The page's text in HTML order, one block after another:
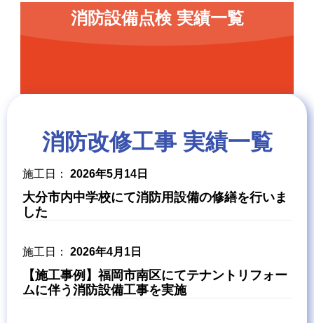
消防設備点検 実績一覧
消防改修工事 実績一覧
大分市内中学校にて消防用設備の修繕を行いま
した
2026年5月14日
【施工事例】福岡市南区にてテナントリフォー
ムに伴う消防設備工事を実施
2026年4月1日